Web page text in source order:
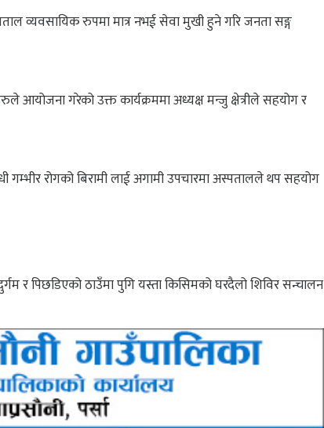
व्यवसायिक रुपमा मात्र नभई सेवा मुखी हुने गरि जनता सङ्ग
आयोजना गरेको उक्त कार्यक्रममा अध्यक्ष मन्जु क्षेत्रीले सहयोग र
गम्भीर रोगको बिरामी लाई अगामी उपचारमा अस्पतालले थप सहयोग
र पिछडिएको ठाउँमा पुगि यस्ता किसिमको घरदैलो शिविर सन्चालन